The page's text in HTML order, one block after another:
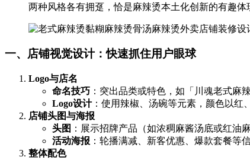
两种风格各有拥趸，恰是麻辣烫本土化创新的有趣体
一、店铺视觉设计：快速抓住用户眼球
Logo与店名
命名技巧 ：突出品类或特色，如「川魂老式麻
Logo设计：使用辣椒、汤碗等元素，颜色以红
店铺头图与海报
头图 ：展示招牌产品（如浓稠麻酱汤底或红油
活动海报 ：轮播满减、新客优惠、爆款套餐等
整体配色